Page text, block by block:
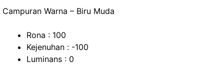
Campuran Warna – Biru Muda
Rona : 100
Kejenuhan : -100
Luminans : 0